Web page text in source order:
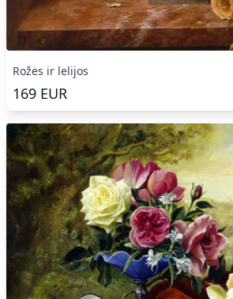
Rožės ir lelijos
169 EUR